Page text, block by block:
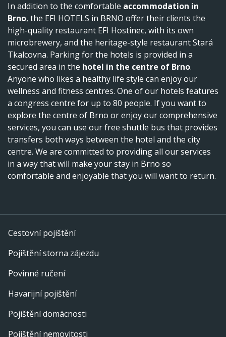
In addition to the comfortable accommodation in
Brno, the EFI HOTELS in BRNO offer their clients the
high-quality restaurant EFI Hostinec, with its own
microbrewery, and the heritage-style restaurant Stará
Tkalcovna. Parking for the hotels is provided in a
secured area in the hotel in the centre of Brno.
Anyone who likes a healthy life style can enjoy our
wellness and fitness centres. One of our hotels features
a congress centre for up to 80 people. If you want to
explore the centre of Brno or enjoy our comprehensive
services, you can use our free shuttle bus that provides
transfers both ways between the hotel and the city
centre. We are committed to providing all our services
in a way that will make your stay in Brno so
comfortable and enjoyable that you will want to return.
Cestovní pojištění
Pojištění storna zájezdu
Povinné ručení
Havarijní pojištění
Pojištění domácnosti
Pojištění nemovitosti